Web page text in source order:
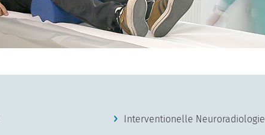
Interventionelle Neuroradiologie